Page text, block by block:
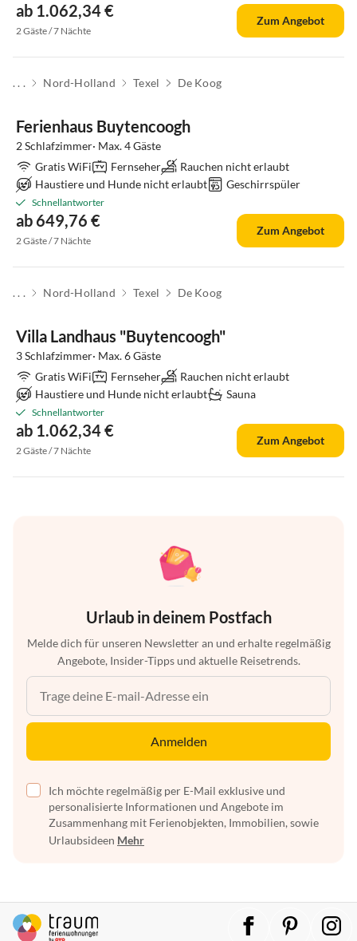
ab 1.062,34 €
2 Gäste / 7 Nächte
Zum Angebot
. . . Nord-Holland Texel De Koog
Ferienhaus Buytencoogh
2 Schlafzimmer· Max. 4 Gäste
Gratis WiFi
Fernseher
Rauchen nicht erlaubt
Haustiere und Hunde nicht erlaubt
Geschirrspüler
Schnellantworter
ab 649,76 €
2 Gäste / 7 Nächte
Zum Angebot
. . . Nord-Holland Texel De Koog
Villa Landhaus "Buytencoogh"
3 Schlafzimmer· Max. 6 Gäste
Gratis WiFi
Fernseher
Rauchen nicht erlaubt
Haustiere und Hunde nicht erlaubt
Sauna
Schnellantworter
ab 1.062,34 €
2 Gäste / 7 Nächte
Zum Angebot
Urlaub in deinem Postfach
Melde dich für unseren Newsletter an und erhalte regelmäßig
Angebote, Insider-Tipps und aktuelle Reisetrends.
Anmelden
Ich möchte regelmäßig per E-Mail exklusive und
personalisierte Informationen und Angebote im
Zusammenhang mit Ferienobjekten, Immobilien, sowie
Urlaubsideen Mehr